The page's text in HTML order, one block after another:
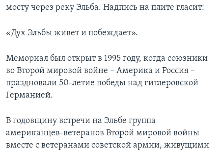
мосту через реку Эльба. Надпись на плите гласит:
«Дух Эльбы живет и побеждает».
Мемориал был открыт в 1995 году, когда союзники
во Второй мировой войне – Америка и Россия –
праздновали 50-летие победы над гитлеровской
Германией.
В годовщину встречи на Эльбе группа
американцев-ветеранов Второй мировой войны
вместе с ветеранами советской армии, живущими